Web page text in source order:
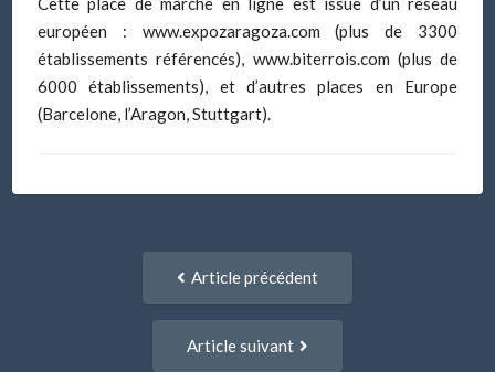
européen : www.expozaragoza.com (plus de 3300
établissements référencés), www.biterrois.com (plus de
6000 établissements), et d’autres places en Europe
(Barcelone, l’Aragon, Stuttgart).
NavigationArticle précédent
Article suivant